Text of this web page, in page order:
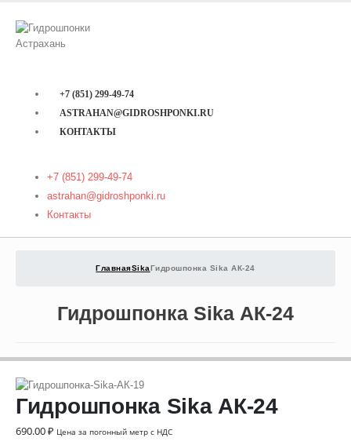
+7 (851) 299-49-74
ASTRAHAN@GIDROSHPONKI.RU
КОНТАКТЫ
+7 (851) 299-49-74
astrahan@gidroshponki.ru
Контакты
ГлавнаяSikaГидрошпонка Sika АК-24
Гидрошпонка Sika АК-24
Гидрошпонка Sika АК-24
690.00₽ Цена за погонный метр с НДС